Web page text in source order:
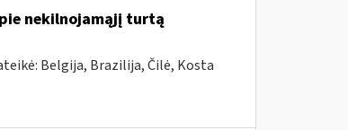
nekilnojamąjį turtą
Belgija, Brazilija, Čilė, Kosta